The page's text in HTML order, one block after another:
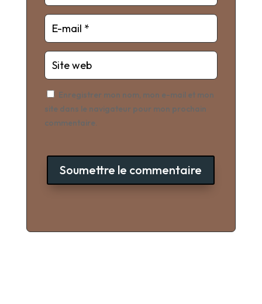
Enregistrer mon nom, mon e-mail et mon
site dans le navigateur pour mon prochain
commentaire.
Soumettre le commentaire